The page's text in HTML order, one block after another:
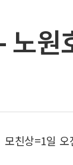
노원
친상=1일